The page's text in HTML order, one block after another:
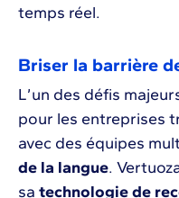
temps réel.
Briser la barrière
L’un des défis
pour les entreprises
avec des équipes
de la langue.
sa technologie de